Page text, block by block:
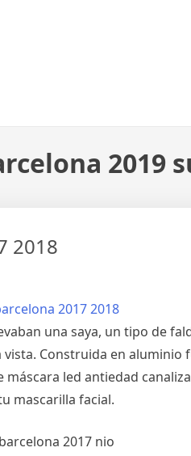
2019
2018
una saya, un tipo de
Construida en
led antiedad
mascarilla facial.